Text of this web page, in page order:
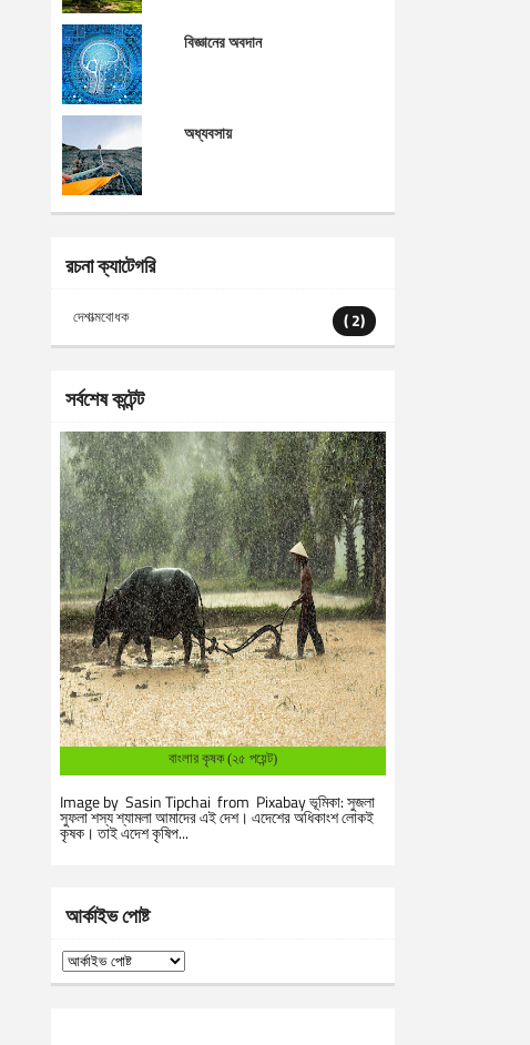
বিজ্ঞানের অবদান
অধ্যবসায়
রচনা ক্যাটেগরি
দেশাত্মবোধক ( 2)
সর্বশেষ কন্টেন্ট
বাংলার কৃষক (২৫ পয়েন্ট)
Image by Sasin Tipchai from Pixabay ভূমিকা: সুজলা
সুফলা শস্য শ্যামলা আমাদের এই দেশ। এদেশের অধিকাংশ লোকই
কৃষক। তাই এদেশ কৃষিপ...
আর্কাইভ পোষ্ট